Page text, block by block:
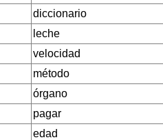
diccionario
leche
velocidad
método
órgano
pagar
edad